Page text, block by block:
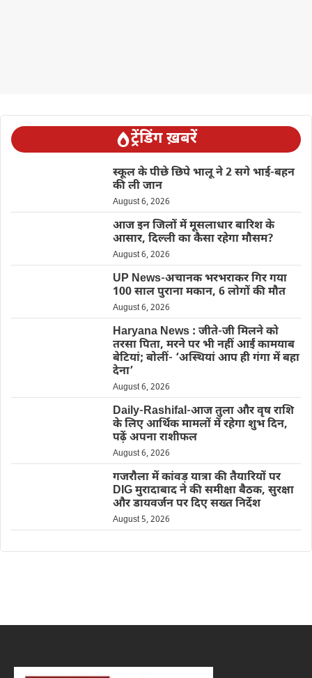
ट्रेंडिंग ख़बरें
स्कूल के पीछे छिपे भालू ने 2 सगे भाई-बहन
की ली जान
August 6, 2026
आज इन जिलों में मूसलाधार बारिश के
आसार, दिल्ली का कैसा रहेगा मौसम?
August 6, 2026
UP News-अचानक भरभराकर गिर गया
100 साल पुराना मकान, 6 लोगों की मौत
August 6, 2026
Haryana News : जीते-जी मिलने को
तरसा पिता, मरने पर भी नहीं आईं कामयाब
बेटियां; बोलीं- ‘अस्थियां आप ही गंगा में बहा
देना’
August 6, 2026
Daily-Rashifal-आज तुला और वृष राशि
के लिए आर्थिक मामलों में रहेगा शुभ दिन,
पढ़ें अपना राशीफल
August 6, 2026
गजरौला में कांवड़ यात्रा की तैयारियों पर
DIG मुरादाबाद ने की समीक्षा बैठक, सुरक्षा
और डायवर्जन पर दिए सख्त निर्देश
August 5, 2026